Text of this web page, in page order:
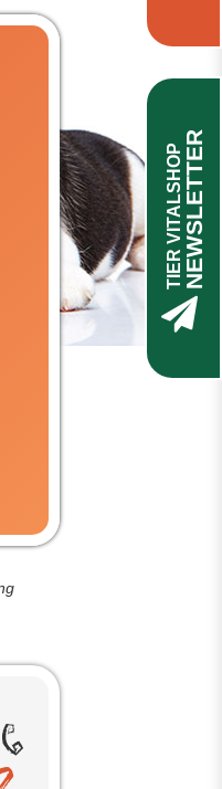
TIER VITALSHOPNEWSLETTER